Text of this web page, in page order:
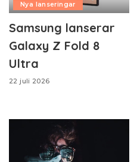
Nya lanseringar
Samsung lanserar
Galaxy Z Fold 8
Ultra
22 juli 2026